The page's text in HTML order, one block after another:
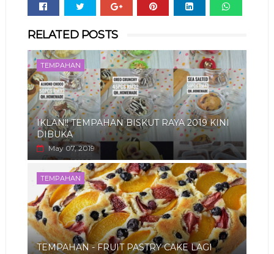
RELATED POSTS
TEMPAHAN
IKLAN!! TEMPAHAN BISKUT RAYA 2019 KINI
DIBUKA
May 07, 2019
TEMPAHAN
TEMPAHAN - FRUIT PASTRY CAKE LAGI